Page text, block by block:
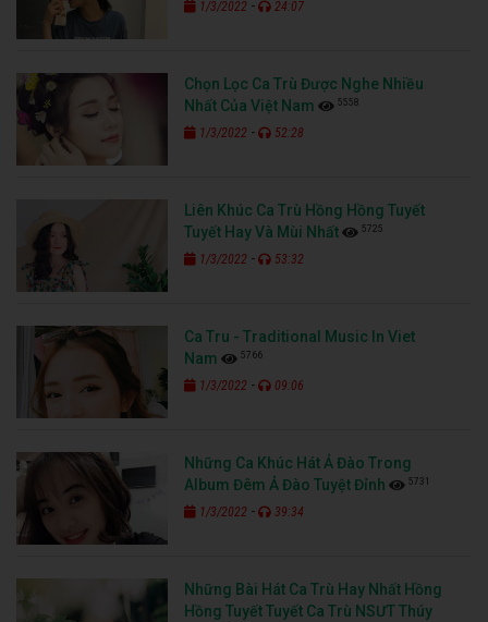
1/3/2022 - 24:07
Chọn Lọc Ca Trù Được Nghe Nhiều
Nhất Của Việt Nam
5558
1/3/2022 - 52:28
Liên Khúc Ca Trù Hồng Hồng Tuyết
Tuyết Hay Và Mùi Nhất
5725
1/3/2022 - 53:32
Ca Tru - Traditional Music In Viet
Nam
5766
1/3/2022 - 09:06
Những Ca Khúc Hát Ả Đào Trong
Album Đêm Ả Đào Tuyệt Đỉnh
5731
1/3/2022 - 39:34
Những Bài Hát Ca Trù Hay Nhất Hồng
Hồng Tuyết Tuyết Ca Trù NSƯT Thúy